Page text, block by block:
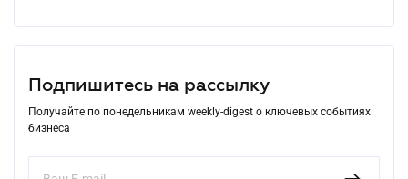
Подпишитесь на рассылку
Получайте по понедельникам weekly-digest о ключевых событиях
бизнеса